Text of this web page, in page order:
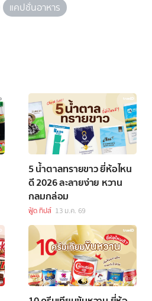
แคปชั่นอาหาร
5 น้ำตาลทรายขาว ยี่ห้อไหน
ดี 2026 ละลายง่าย หวาน
กลมกล่อม
ฟู้ด ทิปส์ 13 ม.ค. 69